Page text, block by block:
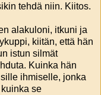
tehdä niin. Kiitos.
alakuloni, itkuni ja
kiitän, että hän
istun silmät
Kuinka hän
ihmiselle, jonka
se